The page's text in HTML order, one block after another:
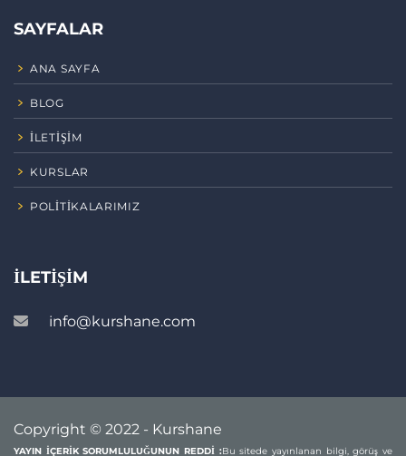
SAYFALAR
ANA SAYFA
BLOG
İLETIŞIM
KURSLAR
POLITIKALARIMIZ
İLETIŞIM
info@kurshane.com
Copyright © 2022 - Kurshane
YAYIN İÇERİK SORUMLULUĞUNUN REDDİ :Bu sitede yayınlanan bilgi, görüş ve